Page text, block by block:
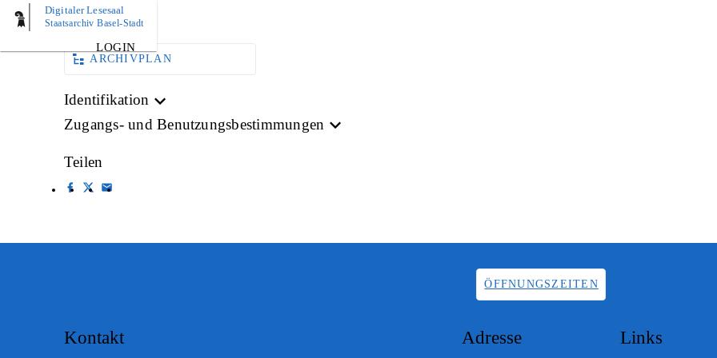
Digitaler Lesesaal
Staatsarchiv Basel-Stadt
LOGIN
AKTE
ARCHIVPLAN
Identifikation
Zugangs- und Benutzungsbestimmungen
Teilen
ÖFFNUNGSZEITEN
Kontakt Adresse Links